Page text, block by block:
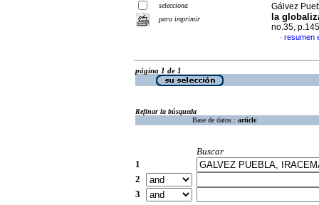
selecciona
para imprimir
Gálvez
la
no.35,
· resumen
página 1 de 1
Refinar la búsqueda
Base de datos : article
Buscar
1
2
3